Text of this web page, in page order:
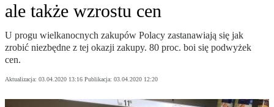
ale także wzrostu cen
U progu wielkanocnych zakupów Polacy zastanawiają się jak
zrobić niezbędne z tej okazji zakupy. 80 proc. boi się podwyżek
cen.
Aktualizacja: 03.04.2020 13:16 Publikacja: 03.04.2020 12:20